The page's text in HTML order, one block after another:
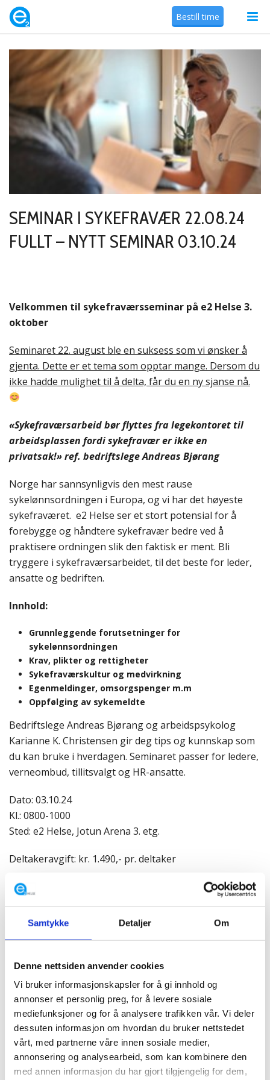
Samtykke Detaljer Om
Denne nettsiden anvender cookies
Vi bruker informasjonskapsler for å gi innhold og
annonser et personlig preg, for å levere sosiale
mediefunksjoner og for å analysere trafikken vår. Vi deler
dessuten informasjon om hvordan du bruker nettstedet
vårt, med partnerne våre innen sosiale medier,
annonsering og analysearbeid, som kan kombinere den
med annen informasjon du har gjort tilgjengelig for dem,
Bestill time
SEMINAR I SYKEFRAVÆR 22.08.24
FULLT – NYTT SEMINAR 03.10.24
Velkommen til sykefraværsseminar på e2 Helse 3.
oktober
Seminaret 22. august ble en suksess som vi ønsker å
gjenta. Dette er et tema som opptar mange. Dersom du
ikke hadde mulighet til å delta, får du en ny sjanse nå.
«Sykefraværsarbeid bør flyttes fra legekontoret til
arbeidsplassen fordisykefravær er ikke en
privatsak!» ref. bedriftslege Andreas Bjørang
Norge har sannsynligvis den mest rause
sykelønnsordningen i Europa, og vi har det høyeste
sykefraværet. e2 Helse ser et stort potensial for å
forebygge og håndtere sykefravær bedre ved å
praktisere ordningen slik den faktisk er ment. Bli
tryggere i sykefraværsarbeidet, til det beste for leder,
ansatte og bedriften.
Innhold:
Grunnleggende forutsetninger for
sykelønnsordningen
Krav, plikter og rettigheter
Sykefraværskultur og medvirkning
Egenmeldinger, omsorgspenger m.m
Oppfølging av sykemeldte
Bedriftslege Andreas Bjørang og arbeidspsykolog
Karianne K. Christensen gir deg tips og kunnskap som
du kan bruke i hverdagen. Seminaret passer for ledere,
verneombud, tillitsvalgt og HR-ansatte.
Dato: 03.10.24
Kl.: 0800-1000
Sted: e2 Helse, Jotun Arena 3. etg.
Deltakeravgift: kr. 1.490,- pr. deltaker
Påmelding innen 26. september til Mona:
er mer
utfyllende
frokostse